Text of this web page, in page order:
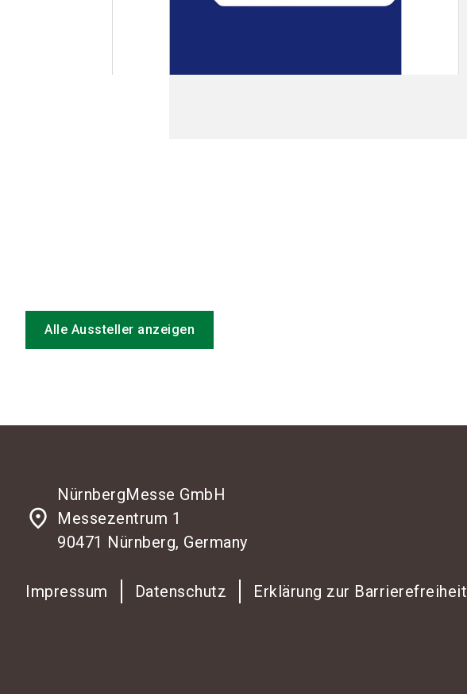
Alle Aussteller anzeigen
place
NürnbergMesse GmbH
Messezentrum 1
90471 Nürnberg, Germany
Impressum Datenschutz Erklärung zur Barrierefreiheit